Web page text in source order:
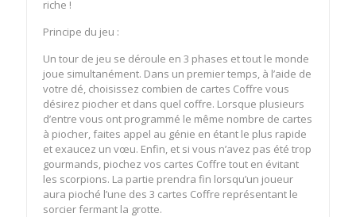
riche !
Principe du jeu :
Un tour de jeu se déroule en 3 phases et tout le monde
joue simultanément. Dans un premier temps, à l’aide de
votre dé, choisissez combien de cartes Coffre vous
désirez piocher et dans quel coffre. Lorsque plusieurs
d’entre vous ont programmé le même nombre de cartes
à piocher, faites appel au génie en étant le plus rapide
et exaucez un vœu. Enfin, et si vous n’avez pas été trop
gourmands, piochez vos cartes Coffre tout en évitant
les scorpions. La partie prendra fin lorsqu’un joueur
aura pioché l’une des 3 cartes Coffre représentant le
sorcier fermant la grotte.